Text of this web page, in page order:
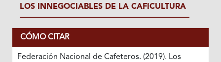
LOS INNEGOCIABLES DE LA CAFICULTURA
CÓMO CITAR
Federación Nacional de Cafeteros. (2019). Los